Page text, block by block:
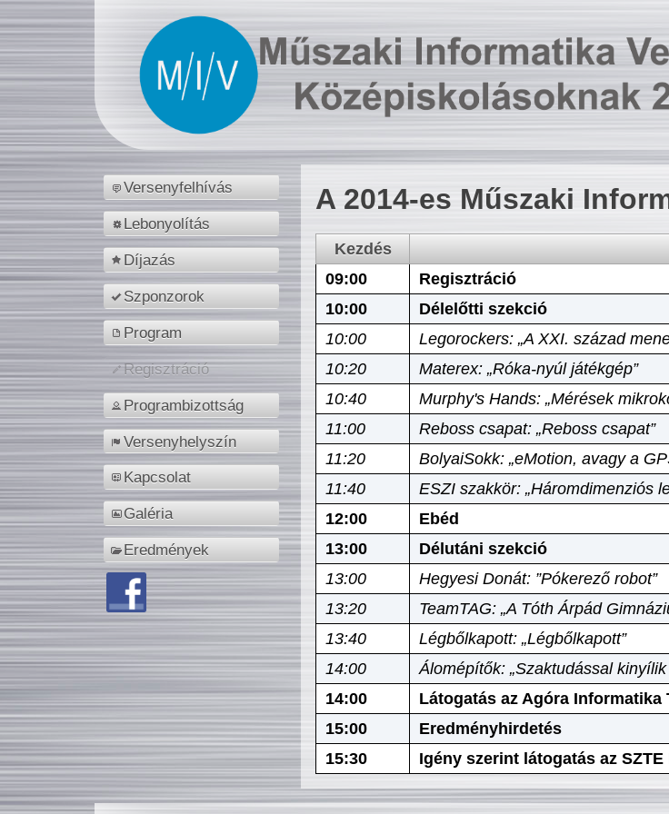
Versenyfelhívás
Lebonyolítás
Díjazás
Szponzorok
Program
Regisztráció
Programbizottság
Versenyhelyszín
Kapcsolat
Galéria
Eredmények
A 2014-es Műszaki
Kezdés
09:00
Regisztráció
10:00
Délelőtti szekció
10:00
Legorockers: „A XXI. század
10:20
Materex: „Róka-nyúl játékgép”
10:40
Murphy's Hands: „Mérések
11:00
Reboss csapat: „Reboss csapat”
11:20
BolyaiSokk: „eMotion, avagy a
11:40
ESZI szakkör: „Háromdimenziós
12:00
Ebéd
13:00
Délutáni szekció
13:00
Hegyesi Donát: ”Pókerező robot”
13:20
TeamTAG: „A Tóth Árpád
13:40
Légbőlkapott: „Légbőlkapott”
14:00
Álomépítők: „Szaktudással
14:00
Látogatás az Agóra
15:00
Eredményhirdetés
15:30
Igény szerint látogatás az